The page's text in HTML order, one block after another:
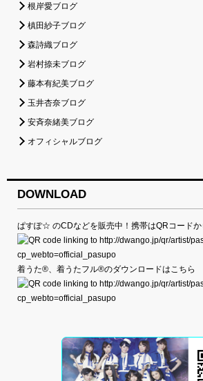
根岸愛ブログ
槙田紗子ブログ
森詩織ブログ
岩村捺未ブログ
藤本有紀美ブログ
玉井杏奈ブログ
安斉奈緒美ブログ
オフィシャルブログ
DOWNLOAD
ぱすぽ☆ のCDなどを販売中！携帯はQRコードか
着うた®、着うたフル®のダウンロードはこちら